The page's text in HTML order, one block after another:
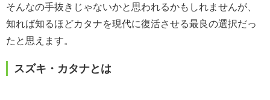
そんなの手抜きじゃないかと思われるかもしれませんが、
知れば知るほどカタナを現代に復活させる最良の選択だっ
たと思えます。
スズキ・カタナとは